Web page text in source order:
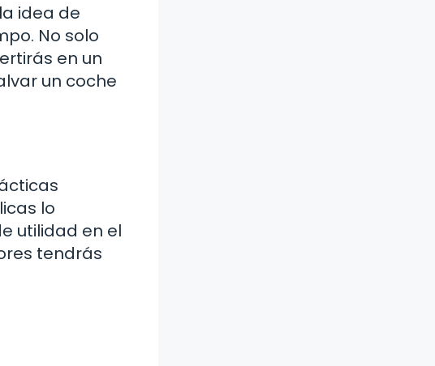
idea de
No solo
en un
un coche
lo
utilidad en el
tendrás